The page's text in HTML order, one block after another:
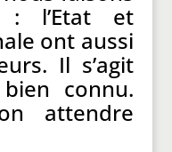
: l’Etat et
ont aussi
Il s’agit
connu.
attendre